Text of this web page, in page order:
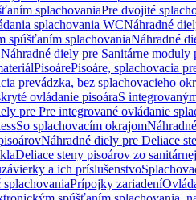
splachovaniaPre dvojité
splachovania WCNáhradné
spúšťaním splachovaniaNáhradné
Náhradné diely pre Sanitárne moduly
PisoárePisoáre, splachovacia
prevádzka, bez splachovacieho
ovládanie pisoáraS
pre Pre integrované ovládanie
So splachovacím okrajom
Náhradné diely pre Deliace
Deliace steny pisoárov zo
a ich príslušenstvo
Prípojky zariadení